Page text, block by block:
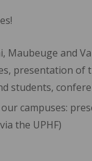
Maubeuge and
presentation of
students,
campuses:
the UPHF)